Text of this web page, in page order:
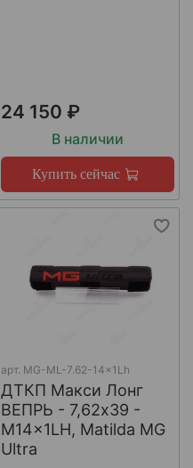
24 150 ₽
В наличии
Купить сейчас
арт. MG-ML-7.62-14x1Lh
ДТКП Макси Лонг
ВЕПРЬ - 7,62x39 -
M14x1LH, Matilda MG
Ultra